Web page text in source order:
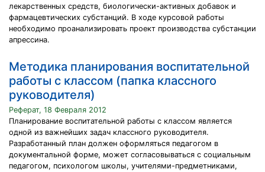
лекарственных средств, биологически-активных добавок и
фармацевтических субстанций. В ходе курсовой работы
необходимо проанализировать проект производства субстанции
апрессина.
Методика планирования воспитательной
работы с классом (папка классного
руководителя)
Реферат, 18 Февраля 2012
Планирование воспитательной работы с классом является
одной из важнейших задач классного руководителя.
Разработанный план должен оформляться педагогом в
документальной форме, может согласовываться с социальным
педагогом, психологом школы, учителями-предметниками,